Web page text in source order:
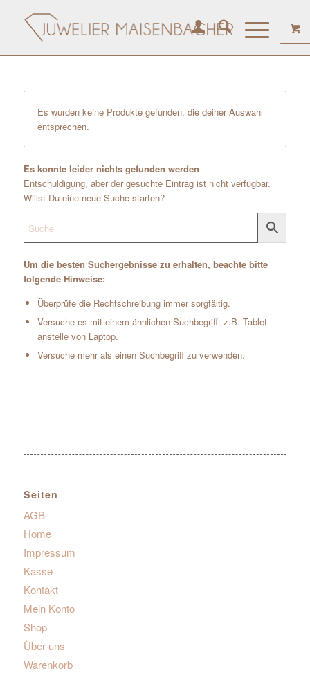
Es wurden keine Produkte gefunden, die deiner Auswahl
entsprechen.
Es konnte leider nichts gefunden werden
Entschuldigung, aber der gesuchte Eintrag ist nicht verfügbar.
Willst Du eine neue Suche starten?
Um die besten Suchergebnisse zu erhalten, beachte bitte
folgende Hinweise:
Überprüfe die Rechtschreibung immer sorgfältig.
Versuche es mit einem ähnlichen Suchbegriff: z.B. Tablet
anstelle von Laptop.
Versuche mehr als einen Suchbegriff zu verwenden.
Seiten
AGB
Home
Impressum
Kasse
Kontakt
Mein Konto
Shop
Über uns
Warenkorb